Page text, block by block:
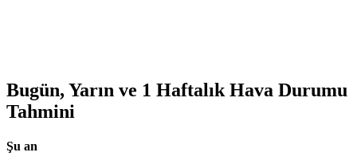
Bugün, Yarın ve 1 Haftalık Hava Durumu
Tahmini
Şu an